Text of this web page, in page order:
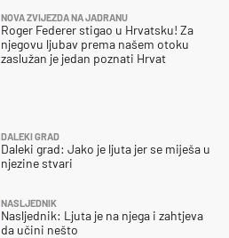
NOVA ZVIJEZDA NA JADRANU
Roger Federer stigao u Hrvatsku! Za
njegovu ljubav prema našem otoku
zaslužan je jedan poznati Hrvat
DALEKI GRAD
Daleki grad: Jako je ljuta jer se miješa u
njezine stvari
NASLJEDNIK
Nasljednik: Ljuta je na njega i zahtjeva
da učini nešto